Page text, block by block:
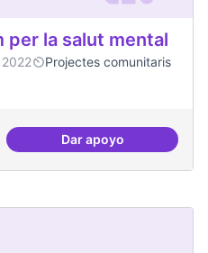
per la salut mental
Projectes comunitaris
Dar apoyo
Projecte